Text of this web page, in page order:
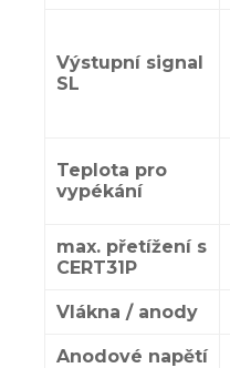
Výstupní signal
SL
Teplota pro
vypékání
max. přetížení s
CERT31P
Vlákna / anody
Anodové napětí